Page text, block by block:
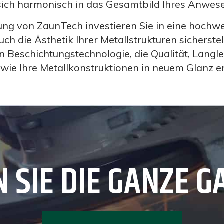
harmonisch in das Gesamtbild Ihres
von ZaunTech investieren Sie in eine
die Ästhetik Ihrer Metallstrukturen
Beschichtungstechnologie, die Qualität,
Ihre Metallkonstruktionen in neuem Glanz
SIE DIE GANZE